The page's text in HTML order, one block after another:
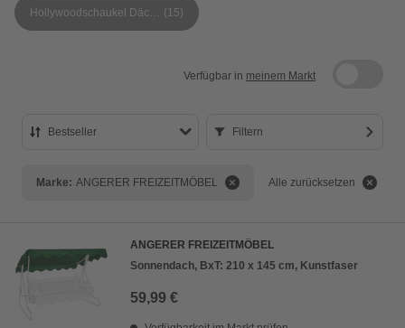
Hollywoodschaukel Dächer (15)
Verfügbar in meinem Markt
Bestseller
Bewertung
Filtern
Marke: ANGERER FREIZEITMÖBEL Alle zurücksetzen
ANGERER FREIZEITMÖBEL
Sonnendach, BxT: 210 x 145 cm, Kunstfaser
59,99 €